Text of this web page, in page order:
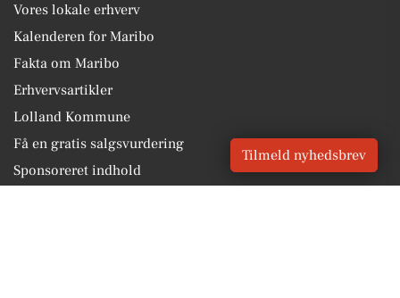
Vores lokale erhverv
Kalenderen for Maribo
Fakta om Maribo
Erhvervsartikler
Lolland Kommune
Få en gratis salgsvurdering
Sponsoreret indhold
Tilmeld nyhedsbrev